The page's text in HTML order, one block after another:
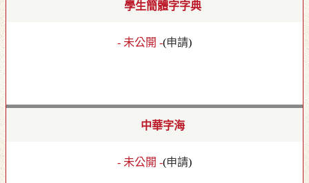
學生簡體字字典
- 未公開 -(申請)
中華字海
- 未公開 -(申請)